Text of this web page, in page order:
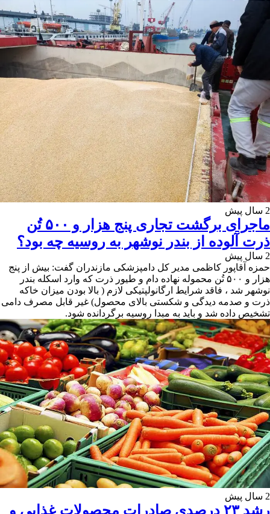
2 سال پیش
ماجرای برگشت تجاری پنج هزار و ۵۰۰ تُن
ذرت آلوده از بندر نوشهر به روسیه چه بود؟
2 سال پیش
حمزه آقاپور کاظمی مدیر کل دامپزشکی مازندران گفت: بیش از پنج
هزار و ۵۰۰ تُن محموله نهاده دام و طیور ذرت که وارد اسکله بندر
نوشهر شد ، فاقد شرایط ارگانولپتیکی لازم ( بالا بودن میزان خاکه
ذرت و صدمه دیدگی و شکستی بالای محصول) غیر قابل مصرف دامی
تشخیص داده شد و باید به مبدا روسیه برگردانده شود.
2 سال پیش
رشد ۲۳ درصدی صادرات محصولات غذایی و